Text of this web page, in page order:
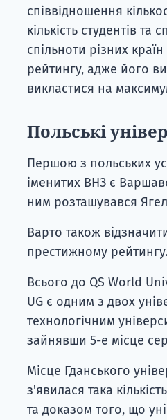
співвідношення
кількість студентів
спільноти різних
рейтингу, адже його
викластися на
Польські
Першою з польських
іменитих ВНЗ є
ним розташувався
Варто також
престижному рейтингу.
Всього до QS World
UG є одним з двох
технологічним
зайнявши 5-е місце
Місце Гданського
з'явилася така
та доказом того, що